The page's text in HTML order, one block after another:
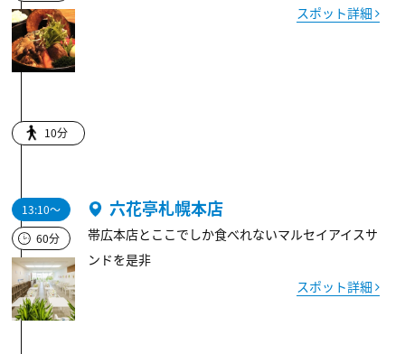
スポット詳細
10分
13:10～
60分
六花亭札幌本店
帯広本店とここでしか食べれないマルセイアイスサ
ンドを是非
スポット詳細